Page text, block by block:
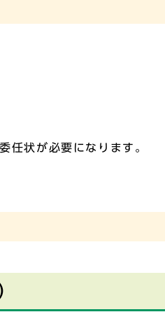
任状が必要になります。
）